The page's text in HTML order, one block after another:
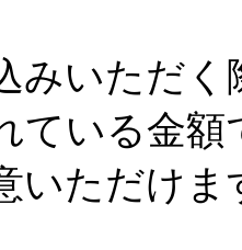
いただく
ている金
ただけま